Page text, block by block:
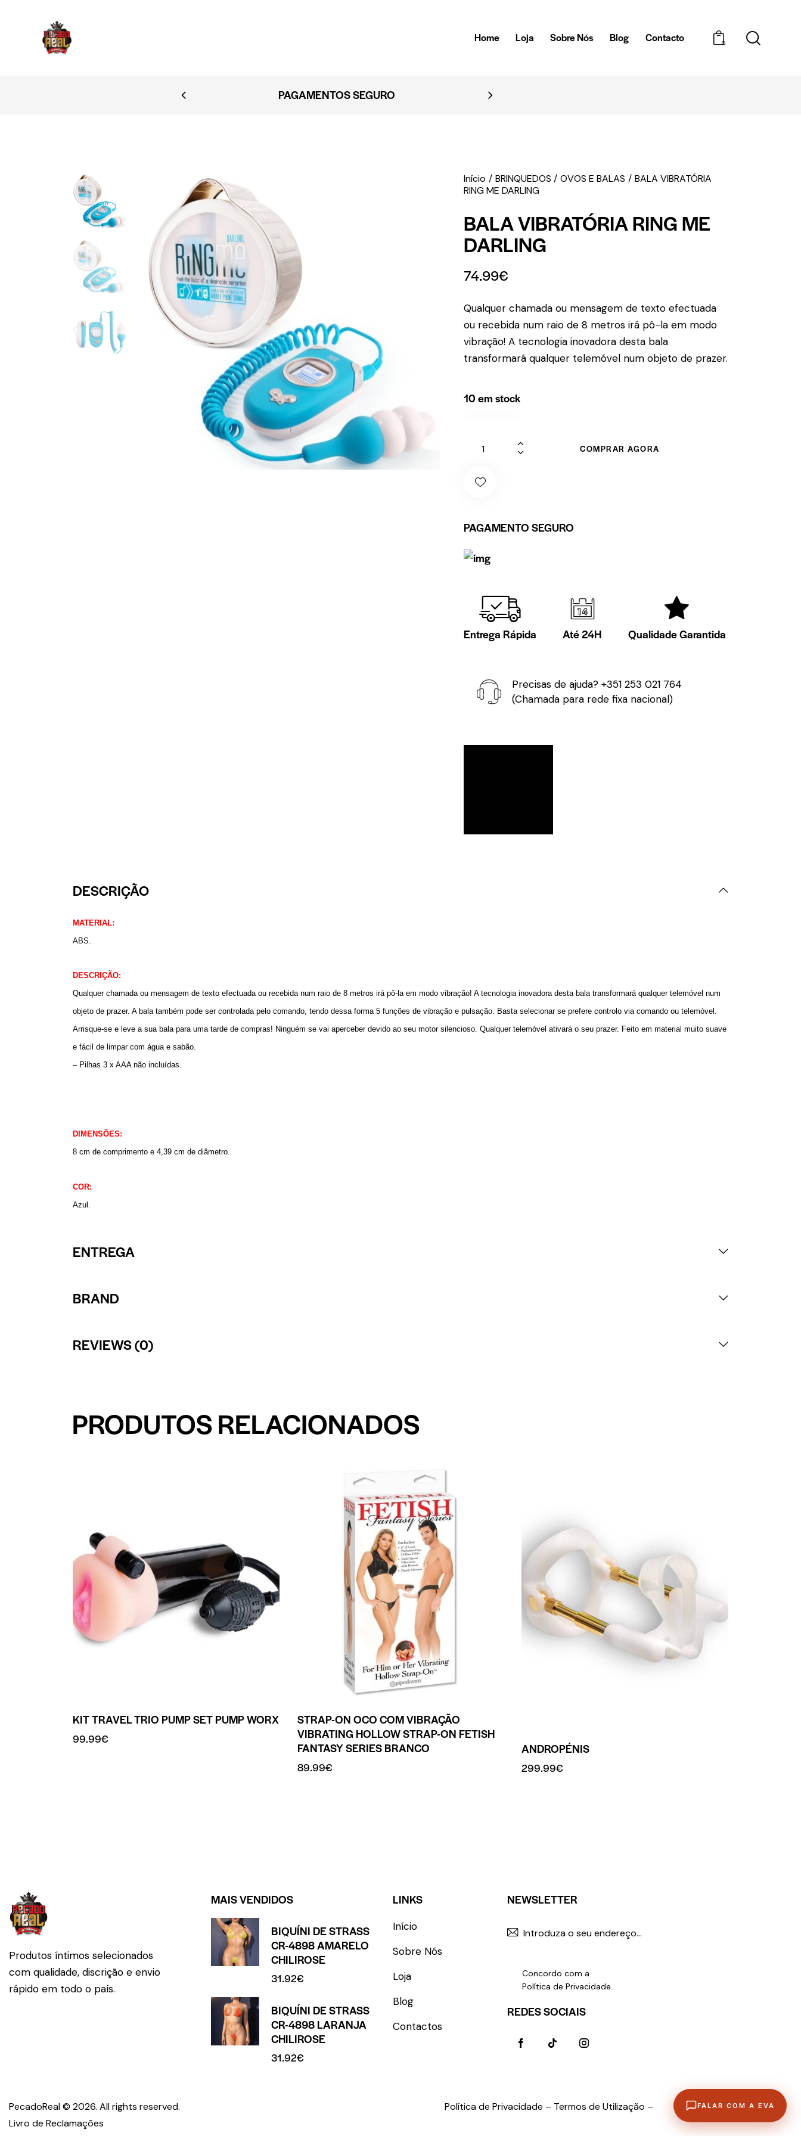
Home Loja Sobre Nós Blog Contacto 0
EMBALAGEM DISCRETA
Início BRINQUEDOS OVOS E BALAS
BALA VIBRATÓRIA
RING ME DARLING
BALA VIBRATÓRIA RING ME
DARLING
74.99€
Qualquer chamada ou mensagem de texto efectuada
ou recebida num raio de 8 metros irá pô-la em modo
vibração! A tecnologia inovadora desta bala
transformará qualquer telemóvel num objeto de prazer.
10 em stock
COMPRAR AGORA
PAGAMENTO SEGURO
Entrega Rápida Até 24H Qualidade Garantida
Precisas de ajuda? +351 253 021 764
(Chamada para rede fixa nacional)
DESCRIÇÃO
MATERIAL:
ABS.
DESCRIÇÃO:
Qualquer chamada ou mensagem de texto efectuada ou recebida num raio de 8 metros irá pô-la em modo vibração! A tecnologia inovadora desta bala transformará qualquer telemóvel num
objeto de prazer. A bala também pode ser controlada pelo comando, tendo dessa forma 5 funções de vibração e pulsação. Basta selecionar se prefere controlo via comando ou telemóvel.
Arrisque-se e leve a sua bala para uma tarde de compras! Ninguém se vai aperceber devido ao seu motor silencioso. Qualquer telemóvel ativará o seu prazer. Feito em material muito suave
e fácil de limpar com água e sabão.
– Pilhas 3 x AAA não incluídas.
DIMENSÕES:
8 cm de comprimento e 4,39 cm de diâmetro.
COR:
Azul.
ENTREGA
BRAND
REVIEWS (0)
PRODUTOS RELACIONADOS
KIT TRAVEL TRIO PUMP SET PUMP WORX
99.99€
STRAP-ON OCO COM VIBRAÇÃO
VIBRATING HOLLOW STRAP-ON FETISH
FANTASY SERIES BRANCO
89.99€
ANDROPÉNIS
299.99€
Produtos íntimos selecionados
com qualidade, discrição e envio
rápido em todo o país.
MAIS VENDIDOS
BIQUÍNI DE STRASS
CR-4898 AMARELO
CHILIROSE
31.92€
BIQUÍNI DE STRASS
CR-4898 LARANJA
CHILIROSE
31.92€
LINKS
Início
Sobre Nós
Loja
Blog
Contactos
NEWSLETTER
Concordo com a
Política de Privacidade.
REDES SOCIAIS
PecadoReal © 2026. All rights reserved. Política de Privacidade – Termos de Utilização –
Livro de Reclamações
FALAR COM A EVA